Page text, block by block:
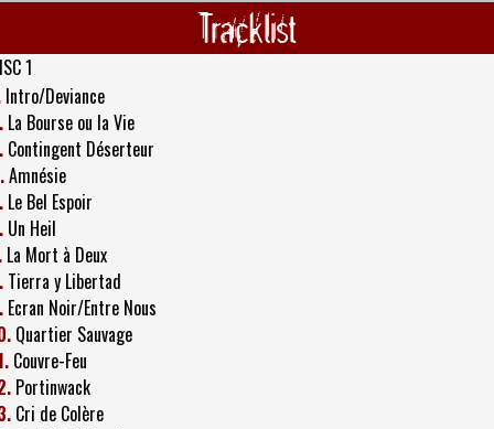
Tracklist
1
Intro/Deviance
La Bourse ou la Vie
Contingent Déserteur
Amnésie
Le Bel Espoir
Un Heil
La Mort à Deux
Tierra y Libertad
Ecran Noir/Entre Nous
Quartier Sauvage
Couvre-Feu
Portinwack
Cri de Colère